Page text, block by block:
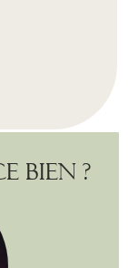
bien ?